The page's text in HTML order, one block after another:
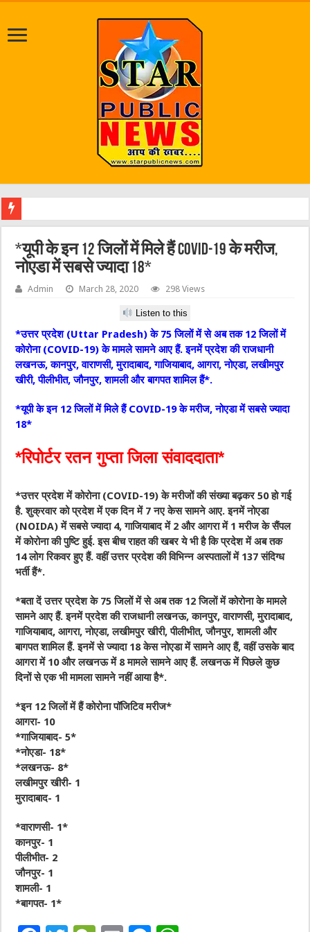
*यूपी के इन 12 जिलों में मिले हैं COVID-19 के मरीज,
नोएडा में सबसे ज्यादा 18*
Admin March 28, 2020 298 Views
Listen to this
*उत्तर प्रदेश (Uttar Pradesh) के 75 जिलों में से अब तक 12 जिलों में
कोरोना (COVID-19) के मामले सामने आए हैं. इनमें प्रदेश की राजधानी
लखनऊ, कानपुर, वाराणसी, मुरादाबाद, गाजियाबाद, आगरा, नोएडा, लखीमपुर
खीरी, पीलीभीत, जौनपुर, शामली और बागपत शामिल हैं*.
*यूपी के इन 12 जिलों में मिले हैं COVID-19 के मरीज, नोएडा में सबसे ज्यादा
18*
*रिपोर्टर रतन गुप्ता जिला संवाददाता*
*उत्तर प्रदेश में कोरोना (COVID-19) के मरीजों की संख्या बढ़कर 50 हो गई
है. शुक्रवार को प्रदेश में एक दिन में 7 नए केस सामने आए. इनमें नोएडा
(NOIDA) में सबसे ज्यादा 4, गाजियाबाद में 2 और आगरा में 1 मरीज के सैंपल
में कोरोना की पुष्टि हुई. इस बीच राहत की खबर ये भी है कि प्रदेश में अब तक
14 लोग रिकवर हुए हैं. वहीं उत्तर प्रदेश की विभिन्न अस्पतालों में 137 संदिग्ध
भर्ती हैं*.
*बता दें उत्तर प्रदेश के 75 जिलों में से अब तक 12 जिलों में कोरोना के मामले
सामने आए हैं. इनमें प्रदेश की राजधानी लखनऊ, कानपुर, वाराणसी, मुरादाबाद,
गाजियाबाद, आगरा, नोएडा, लखीमपुर खीरी, पीलीभीत, जौनपुर, शामली और
बागपत शामिल हैं. इनमें से ज्यादा 18 केस नोएडा में सामने आए हैं, वहीं उसके बाद
आगरा में 10 और लखनऊ में 8 मामले सामने आए हैं. लखनऊ में पिछले कुछ
दिनों से एक भी मामला सामने नहीं आया है*.
*इन 12 जिलों में हैं कोरोना पॉजिटिव मरीज*
आगरा- 10
*गाजियाबाद- 5*
*नोएडा- 18*
*लखनऊ- 8*
लखीमपुर खीरी- 1
मुरादाबाद- 1
*वाराणसी- 1*
कानपुर- 1
पीलीभीत- 2
जौनपुर- 1
शामली- 1
*बागपत- 1*